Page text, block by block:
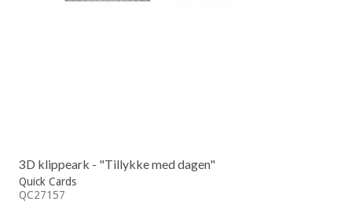
3D klippeark - "Tillykke med dagen"
Quick Cards
QC27157